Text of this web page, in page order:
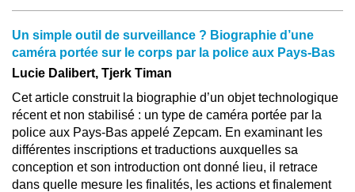
Un simple outil de surveillance ? Biographie d’une
caméra portée sur le corps par la police aux Pays-Bas
Lucie Dalibert, Tjerk Timan
Cet article construit la biographie d’un objet technologique
récent et non stabilisé : un type de caméra portée par la
police aux Pays-Bas appelé Zepcam. En examinant les
différentes inscriptions et traductions auxquelles sa
conception et son introduction ont donné lieu, il retrace
dans quelle mesure les finalités, les actions et finalement